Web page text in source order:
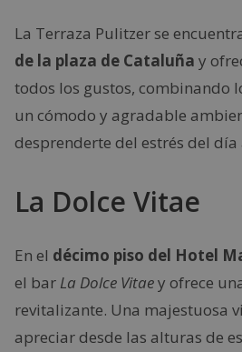
La Terraza Pulitzer se
de la plaza de Cataluña y
todos los gustos, combinando
un cómodo y agradable
desprenderte del estrés del día
La Dolce Vitae
En el décimo piso del Hotel
el bar La Dolce Vitaey ofrece
revitalizante. Una majestuosa
apreciar desde las alturas de